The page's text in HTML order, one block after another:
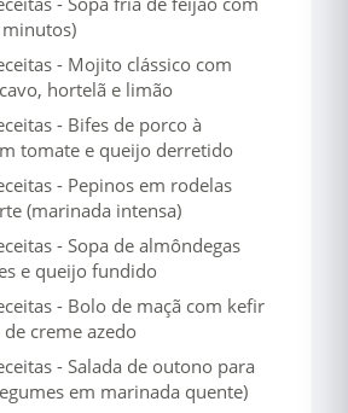
- Mojito clássico com
hortelã e limão
- Bifes de porco à
tomate e queijo derretido
- Pepinos em rodelas
(marinada intensa)
- Sopa de almôndegas
e queijo fundido
- Bolo de maçã com kefir
creme azedo
- Salada de outono para
em marinada quente)